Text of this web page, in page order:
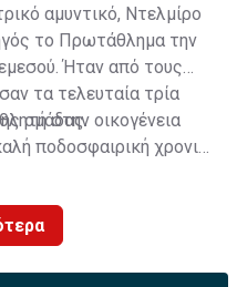
αμυντικό, Ντελμίρο
το Πρωτάθλημα την
Ήταν από τους
τα τελευταία τρία
ομάδας.
στην οικογένεια
ποδοσφαιρική χρονιά